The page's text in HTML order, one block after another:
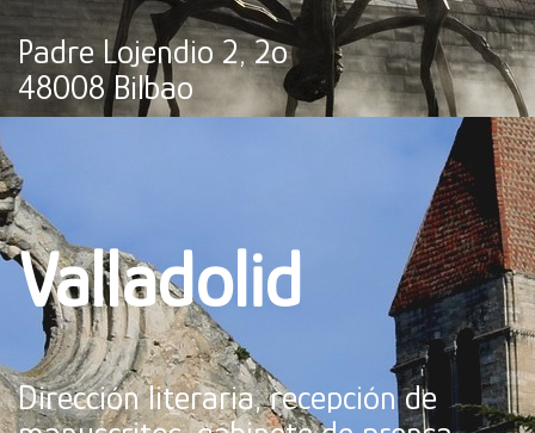
Padre Lojendio 2, 2º
48008 Bilbao
Valladolid
Dirección literaria, recepción de